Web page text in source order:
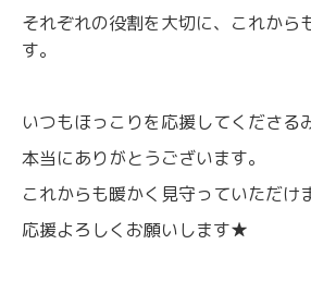
それぞれの役割を大切に、これから
す。
いつもほっこりを応援してくださる
本当にありがとうございます。
これからも暖かく見守っていただけ
応援よろしくお願いします★